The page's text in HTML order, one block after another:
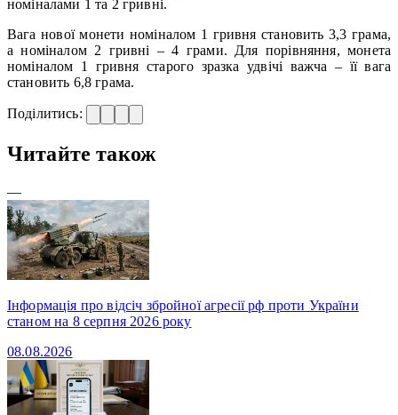
номіналами 1 та 2 гривні.
Вага нової монети номіналом 1 гривня становить 3,3 грама,
а номіналом 2 гривні – 4 грами. Для порівняння, монета
номіналом 1 гривня старого зразка удвічі важча – її вага
становить 6,8 грама.
Поділитись:
Читайте також
—
Інформація про відсіч збройної агресії рф проти України
станом на 8 серпня 2026 року
08.08.2026